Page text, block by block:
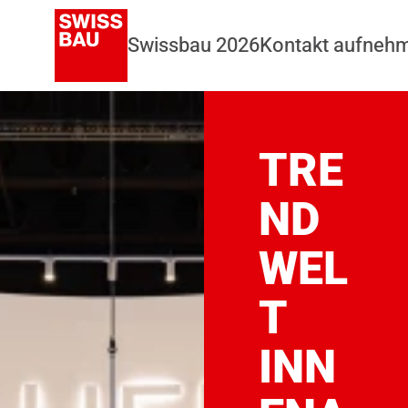
Swissbau 2026Kontakt
TRE
ND
WEL
T
INN